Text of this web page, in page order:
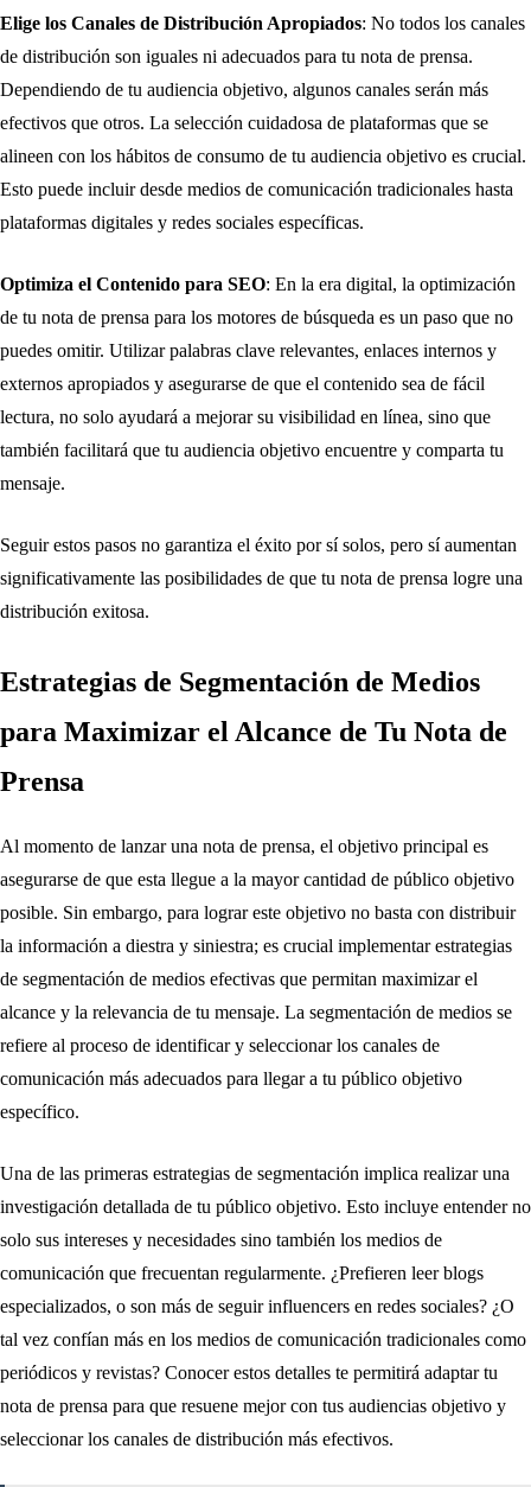
Elige los Canales de Distribución Apropiados: No todos los canales
de distribución son iguales ni adecuados para tu nota de prensa.
Dependiendo de tu audiencia objetivo, algunos canales serán más
efectivos que otros. La selección cuidadosa de plataformas que se
alineen con los hábitos de consumo de tu audiencia objetivo es crucial.
Esto puede incluir desde medios de comunicación tradicionales hasta
plataformas digitales y redes sociales específicas.
Optimiza el Contenido para SEO: En la era digital, la optimización
de tu nota de prensa para los motores de búsqueda es un paso que no
puedes omitir. Utilizar palabras clave relevantes, enlaces internos y
externos apropiados y asegurarse de que el contenido sea de fácil
lectura, no solo ayudará a mejorar su visibilidad en línea, sino que
también facilitará que tu audiencia objetivo encuentre y comparta tu
mensaje.
Seguir estos pasos no garantiza el éxito por sí solos, pero sí aumentan
significativamente las posibilidades de que tu nota de prensa logre una
distribución exitosa.
Estrategias de Segmentación de Medios
para Maximizar el Alcance de Tu Nota de
Prensa
Al momento de lanzar una nota de prensa, el objetivo principal es
asegurarse de que esta llegue a la mayor cantidad de público objetivo
posible. Sin embargo, para lograr este objetivo no basta con distribuir
la información a diestra y siniestra; es crucial implementar estrategias
de segmentación de medios efectivas que permitan maximizar el
alcance y la relevancia de tu mensaje. La segmentación de medios se
refiere al proceso de identificar y seleccionar los canales de
comunicación más adecuados para llegar a tu público objetivo
específico.
Una de las primeras estrategias de segmentación implica realizar una
investigación detallada de tu público objetivo. Esto incluye entender no
solo sus intereses y necesidades sino también los medios de
comunicación que frecuentan regularmente. ¿Prefieren leer blogs
especializados, o son más de seguir influencers en redes sociales? ¿O
tal vez confían más en los medios de comunicación tradicionales como
periódicos y revistas? Conocer estos detalles te permitirá adaptar tu
nota de prensa para que resuene mejor con tus audiencias objetivo y
seleccionar los canales de distribución más efectivos.